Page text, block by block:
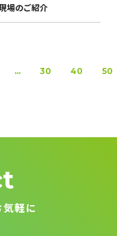
場のご紹介
... 30 40 50
軽に